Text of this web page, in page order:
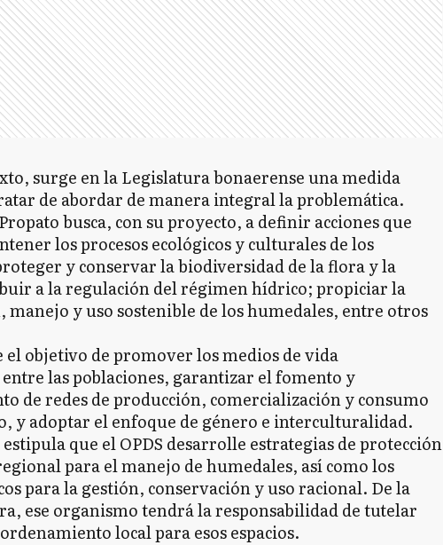
surge en la Legislatura bonaerense una medida
de abordar de manera integral la problemática.
busca, con su proyecto, a definir acciones que
los procesos ecológicos y culturales de los
y conservar la biodiversidad de la flora y la
a la regulación del régimen hídrico; propiciar la
manejo y uso sostenible de los humedales, entre otros
el objetivo de promover los medios de vida
las poblaciones, garantizar el fomento y
de redes de producción, comercialización y consumo
y adoptar el enfoque de género e interculturalidad.
que el OPDS desarrolle estrategias de protección
para el manejo de humedales, así como los
para la gestión, conservación y uso racional. De la
ese organismo tendrá la responsabilidad de tutelar
local para esos espacios.